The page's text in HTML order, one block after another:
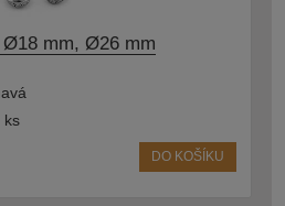
Ø18 mm, Ø26 mm
ks
DO KOŠÍKU